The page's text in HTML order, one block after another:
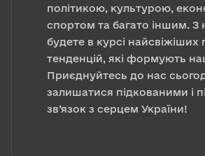
політикою, культурою,
спортом та багато іншим. З
будете в курсі найсвіжіших
тенденцій, які формують
Приєднуйтесь до нас
залишатися підкованими і
зв’язок з серцем України!